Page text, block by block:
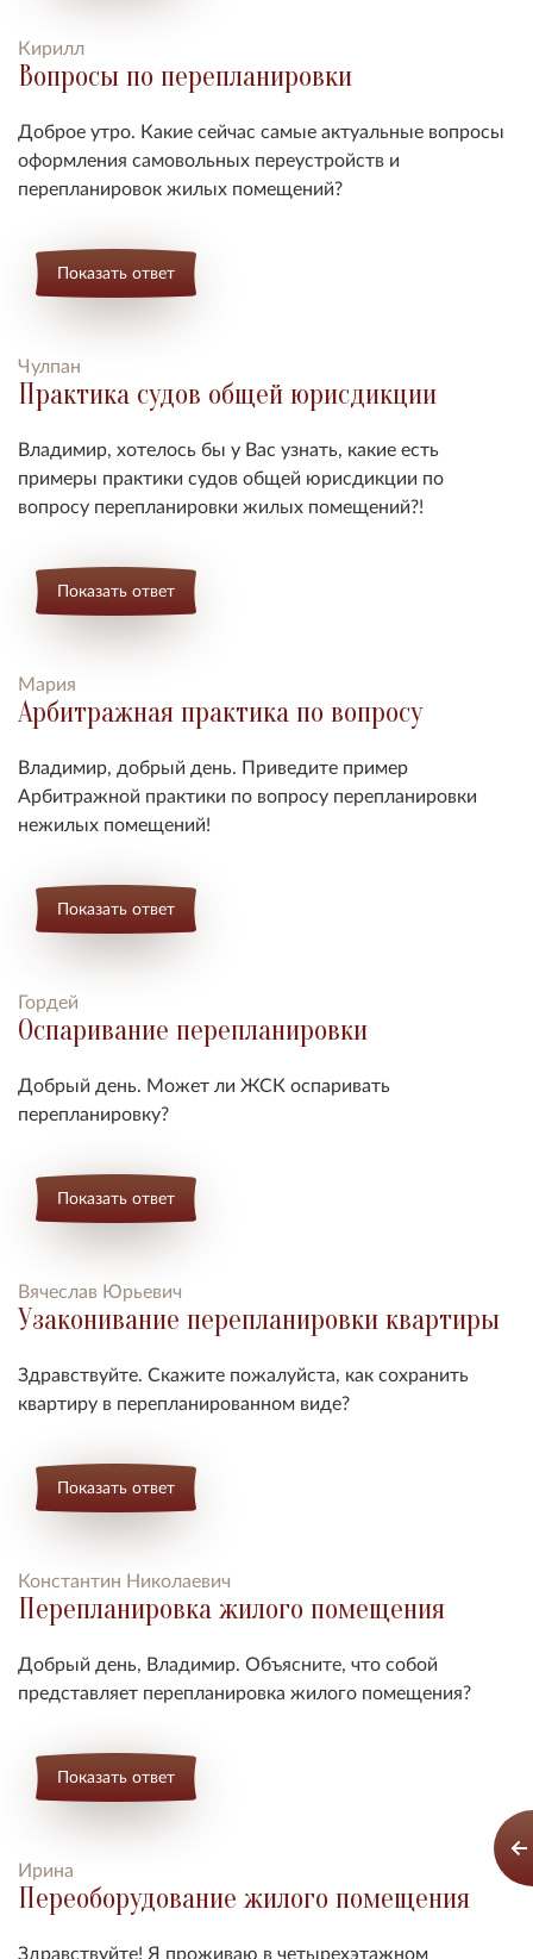
Кирилл
Вопросы по перепланировки
Доброе утро. Какие сейчас самые актуальные вопросы
оформления самовольных переустройств и
перепланировок жилых помещений?
Показать ответ
Чулпан
Практика судов общей юрисдикции
Владимир, хотелось бы у Вас узнать, какие есть
примеры практики судов общей юрисдикции по
вопросу перепланировки жилых помещений?!
Показать ответ
Мария
Арбитражная практика по вопросу
Владимир, добрый день. Приведите пример
Арбитражной практики по вопросу перепланировки
нежилых помещений!
Показать ответ
Гордей
Оспаривание перепланировки
Добрый день. Может ли ЖСК оспаривать
перепланировку?
Показать ответ
Вячеслав Юрьевич
Узаконивание перепланировки квартиры
Здравствуйте. Скажите пожалуйста, как сохранить
квартиру в перепланированном виде?
Показать ответ
Константин Николаевич
Перепланировка жилого помещения
Добрый день, Владимир. Объясните, что собой
представляет перепланировка жилого помещения?
Показать ответ
Ирина
Переоборудование жилого помещения
Здравствуйте! Я проживаю в четырехэтажном